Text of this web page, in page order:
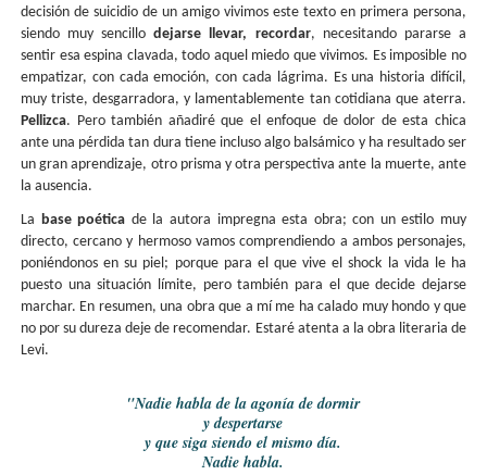
decisión de suicidio de un amigo vivimos este texto en primera persona,
siendo muy sencillo dejarse llevar, recordar, necesitando pararse a
sentir esa espina clavada, todo aquel miedo que vivimos. Es imposible no
empatizar, con cada emoción, con cada lágrima. Es una historia difícil,
Pellizca. Pero también añadiré que el enfoque de dolor de esta chica
ante una pérdida tan dura tiene incluso algo balsámico y ha resultado ser
un gran aprendizaje, otro prisma y otra perspectiva ante la muerte, ante
la ausencia.
La base poética de la autora impregna esta obra; con un estilo muy
directo, cercano y hermoso vamos comprendiendo a ambos personajes,
poniéndonos en su piel; porque para el que vive el shock la vida le ha
puesto una situación límite, pero también para el que decide dejarse
marchar. En resumen, una obra que a mí me ha calado muy hondo y que
no por su dureza deje de recomendar. Estaré atenta a la obra literaria de
Levi.
"Nadie habla de la agonía de dormir
y despertarse
y que siga siendo el mismo día.
Nadie habla.